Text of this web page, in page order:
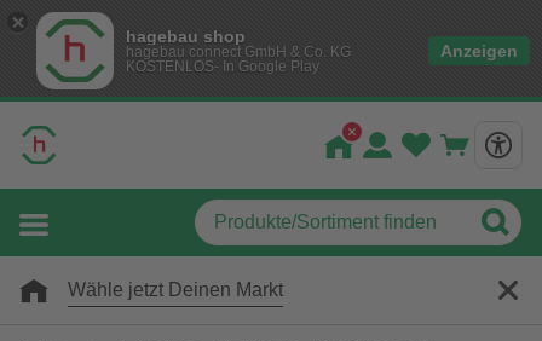
hagebau shop
hagebau connect GmbH & Co. KG
KOSTENLOS- In Google Play
Anzeigen
Wähle jetzt Deinen Markt